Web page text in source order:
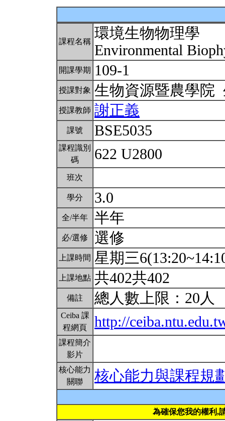
課程名稱 環境生物物理學
Environmental
開課學期 109-1
授課對象 生物資源暨農學
授課教師 謝正義
課號 BSE5035
課程識別
碼
622 U2800
班次
學分 3.0
全/半年 半年
必/選修 選修
上課時間 星期三
上課地點 共402共402
備註 總人數上限：20人
Ceiba 課
程網頁
http://
課程簡介
影片
核心能力
關聯
核心能力與課程規
為確保您我的權利,